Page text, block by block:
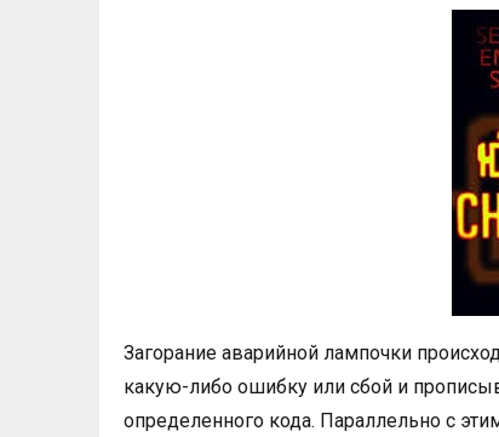
Загорание аварийной лампочки
какую-либо ошибку или сбой и
определенного кода. Параллельно с